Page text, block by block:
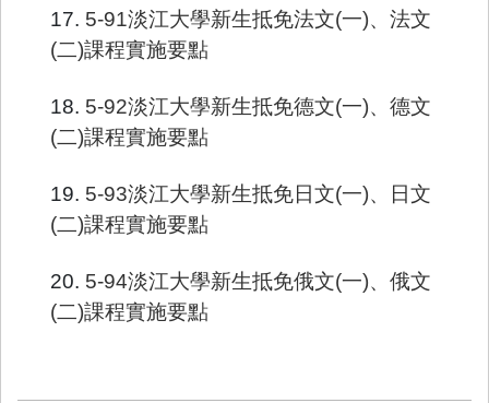
17. 5-91淡江大學新生抵免法文(一)、法文
(二)課程實施要點
18. 5-92淡江大學新生抵免德文(一)、德文
(二)課程實施要點
19. 5-93淡江大學新生抵免日文(一)、日文
(二)課程實施要點
20. 5-94淡江大學新生抵免俄文(一)、俄文
(二)課程實施要點